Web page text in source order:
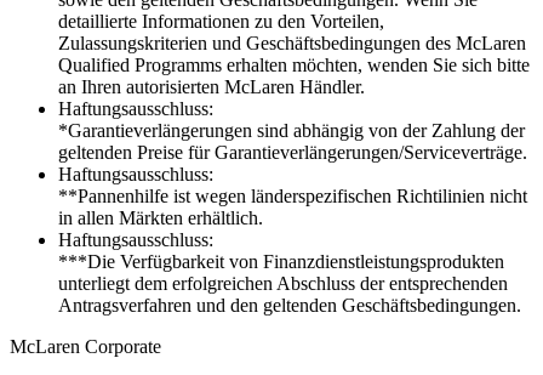
detaillierte Informationen zu den Vorteilen,
Zulassungskriterien und Geschäftsbedingungen des McLaren
Qualified Programms erhalten möchten, wenden Sie sich bitte
an Ihren autorisierten McLaren Händler.
Haftungsausschluss:
*Garantieverlängerungen sind abhängig von der Zahlung der
geltenden Preise für Garantieverlängerungen/Serviceverträge.
Haftungsausschluss:
**Pannenhilfe ist wegen länderspezifischen Richtilinien nicht
in allen Märkten erhältlich.
Haftungsausschluss:
***Die Verfügbarkeit von Finanzdienstleistungsprodukten
unterliegt dem erfolgreichen Abschluss der entsprechenden
Antragsverfahren und den geltenden Geschäftsbedingungen.
McLaren Corporate